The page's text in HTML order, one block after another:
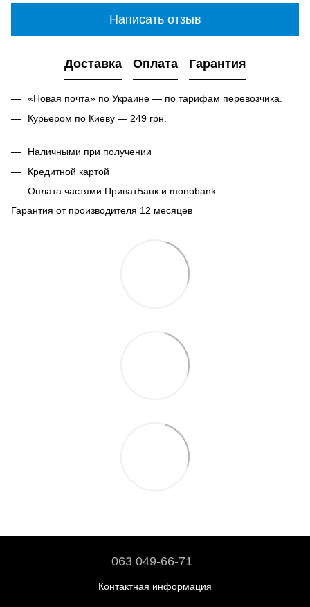
Написать отзыв
Доставка Оплата Гарантия
«Новая почта» по Украине — по тарифам перевозчика.
Курьером по Киеву — 249 грн.
Наличными при получении
Кредитной картой
Оплата частями ПриватБанк и monobank
Гарантия от производителя 12 месяцев
063 049-66-71
Контактная информация